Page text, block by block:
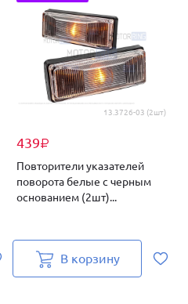
13.3726-03 (2шт)
439₽
Повторители указателей
поворота белые с черным
основанием (2шт)...
В корзину